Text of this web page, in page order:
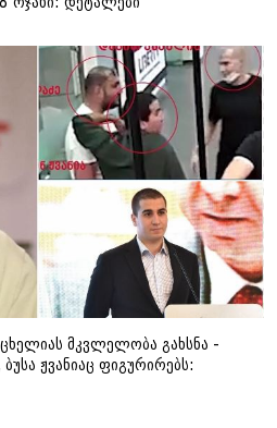
მკვლელობა გახსნა -
ბუსა ჟვანიაც ფიგურირებს: